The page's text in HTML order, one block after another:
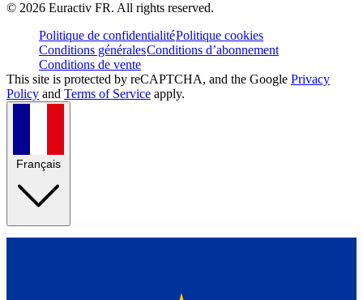
© 2026 Euractiv FR. All rights reserved.
Politique de confidentialitéPolitique cookies
Conditions généralesConditions d’abonnement
Conditions de vente
This site is protected by reCAPTCHA, and the Google Privacy
Policy and Terms of Service apply.
Français